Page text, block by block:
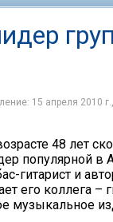
15 апреля 2010
48 лет
популярной
гитарист и
его коллега –
музыкальное